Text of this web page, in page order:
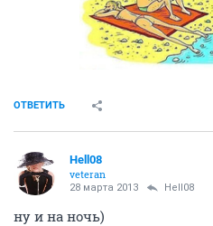
ОТВЕТИТЬ
Hell08
veteran
28 марта 2013 Hell08
ну и на ночь)